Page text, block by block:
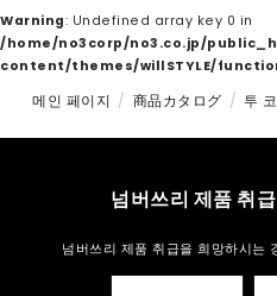
Warning: Undefined array key 0 in
/home/no3corp/no3.co.jp/
content/themes/willSTYLE/
메인 페이지 商品カタログ 투
넘버쓰리 제품 취
넘버쓰리 제품 취급을 희망하시는